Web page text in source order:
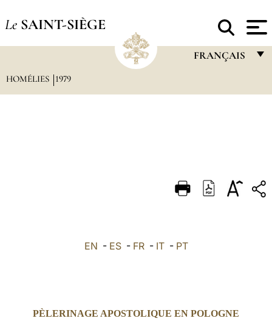
Le SAINT-SIÈGE
FRANÇAIS
DEUTSCH
HOMÉLIES 1979
EN - ES- FR- IT- PT
PÈLERINAGE APOSTOLIQUE EN POLOGNE